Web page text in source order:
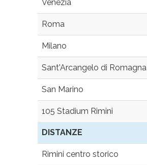
Venezia
Roma
Milano
Sant'Arcangelo di Romagna
San Marino
105 Stadium Rimini
DISTANZE
Rimini centro storico